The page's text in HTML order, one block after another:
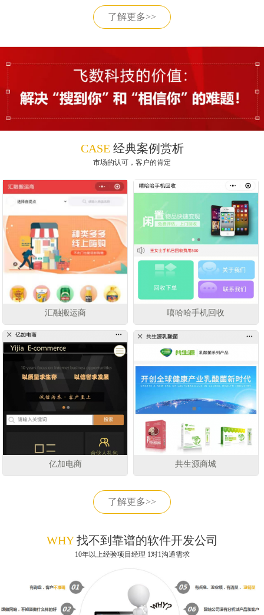
了解更多>>
CASE经典案例赏析
市场的认可，客户的肯定
汇融搬运商 嘻哈哈手机回收
亿加电商 共生源商城
了解更多>>
WHY找不到靠谱的软件开发公司
10年以上经验项目经理 1对1沟通需求